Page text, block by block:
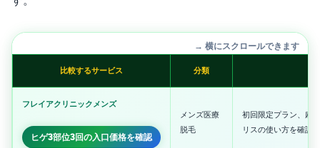
→ 横にスクロールできます
比較するサービス 分類
フレイアクリニックメンズ
ヒゲ3部位3回の入口価格を確認
メンズ医療
脱毛
初回限定プラン、麻
リスの使い方を確認